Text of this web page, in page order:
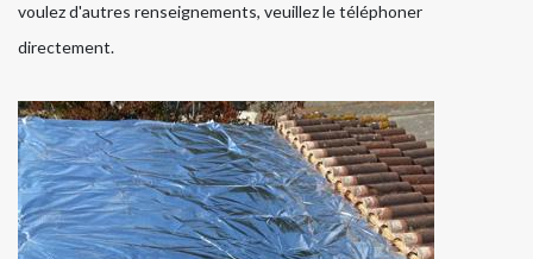
voulez d'autres renseignements, veuillez le téléphoner
directement.